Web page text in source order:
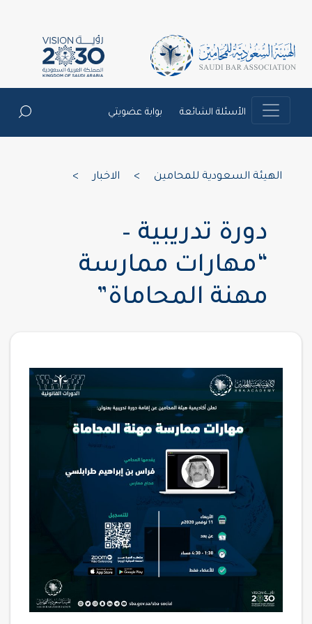
الأسئلة الشائعة بوابة عضويتي
الهيئة السعودية للمحامين الاخبار
دورة تدريبية –
“مهارات ممارسة
مهنة المحاماة”